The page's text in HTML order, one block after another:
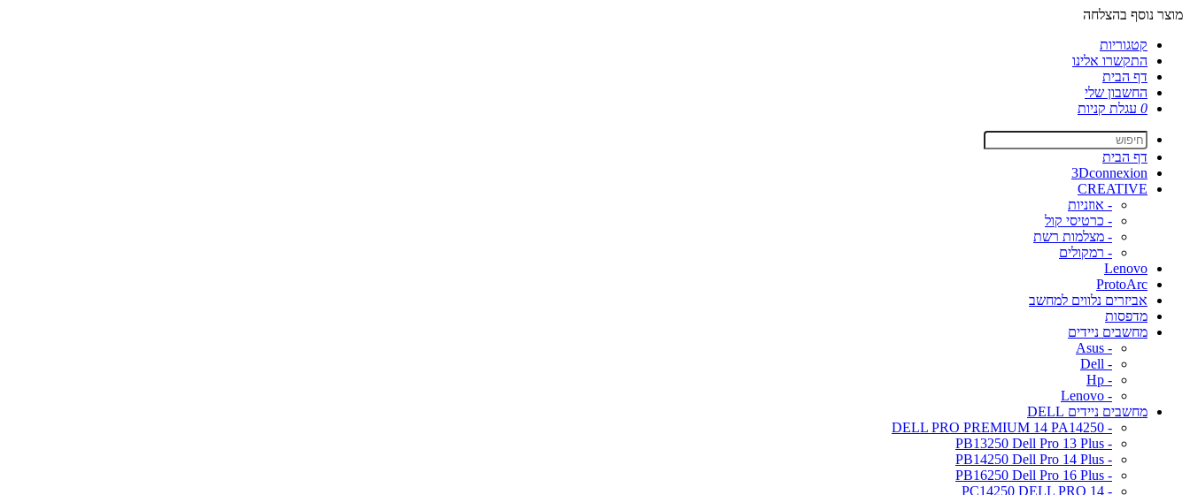
מוצר נוסף בהצלחה
קטגוריות
התקשרו אלינו
דף הבית
החשבון שלי
0 עגלת קניות
דף הבית
3Dconnexion
CREATIVE
- אוזניות
- כרטיסי קול
- מצלמות רשת
- רמקולים
Lenovo
ProtoArc
אביזרים נלווים למחשב
מדפסות
מחשבים ניידים
- Asus
- Dell
- Hp
- Lenovo
מחשבים ניידים DELL
- DELL PRO PREMIUM 14 PA14250
- PB13250 Dell Pro 13 Plus
- PB14250 Dell Pro 14 Plus
- PB16250 Dell Pro 16 Plus
- PC14250 DELL PRO 14